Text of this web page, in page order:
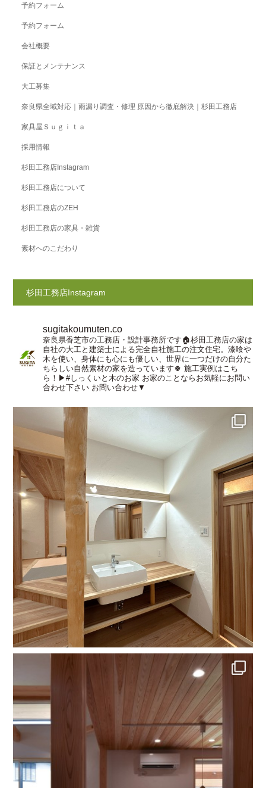
予約フォーム
予約フォーム
会社概要
保証とメンテナンス
大工募集
奈良県全域対応｜雨漏り調査・修理 原因から徹底解決｜杉田工務店
家具屋Ｓｕｇｉｔａ
採用情報
杉田工務店Instagram
杉田工務店について
杉田工務店のZEH
杉田工務店の家具・雑貨
素材へのこだわり
杉田工務店Instagram
sugitakoumuten.co
奈良県香芝市の工務店・設計事務所です🏠杉田工務店の家は
自社の大工と建築士による完全自社施工の注文住宅。漆喰や
木を使い、身体にも心にも優しい、世界に一つだけの自分た
ちらしい自然素材の家を造っています🍀 施工実例はこち
ら！▶︎#しっくいと木のお家 お家のことならお気軽にお問い
合わせ下さい お問い合わせ▼